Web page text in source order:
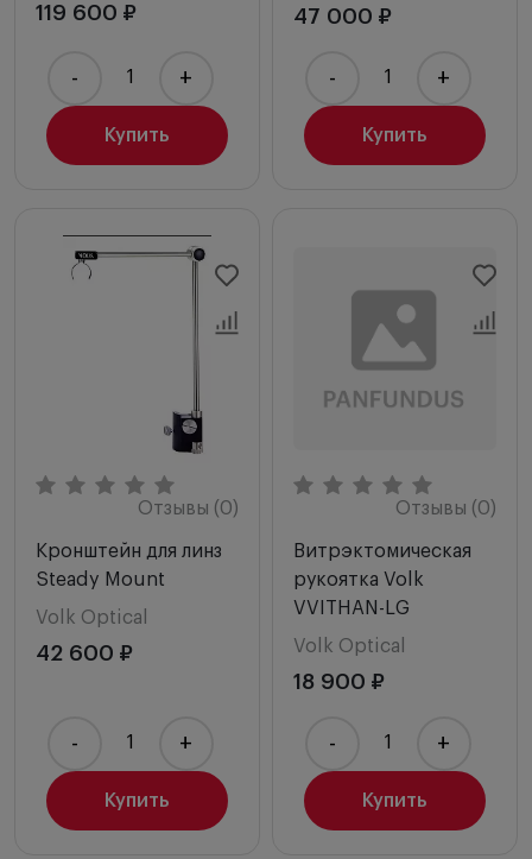
119 600 ₽
Купить
- +
47 000 ₽
Купить
- +
Отзывы (0)
Кронштейн для линз
Steady Mount
Volk Optical
42 600 ₽
Купить
- +
Отзывы (0)
Витрэктомическая
рукоятка Volk
VVITHAN-LG
Volk Optical
18 900 ₽
Купить
- +